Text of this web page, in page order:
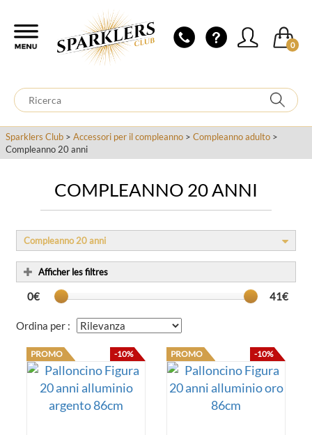
0
Sparklers Club > Accessori per il compleanno > Compleanno adulto >
Compleanno 20 anni
COMPLEANNO 20 ANNI
0€ 41€
Afficher les filtres
Compleanno 20 anni
Ordina per :
PROMO -10% PROMO -10%